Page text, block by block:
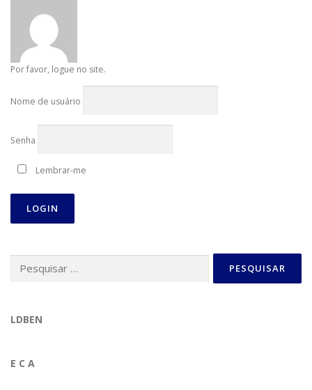
Por favor, logue no site.
Nome de usuário
Senha
Lembrar-me
LDBEN
E C A